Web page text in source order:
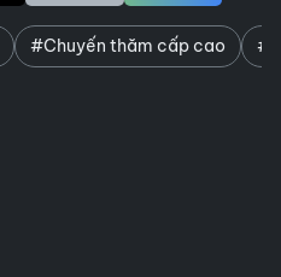
#Chuyến thăm cấp cao